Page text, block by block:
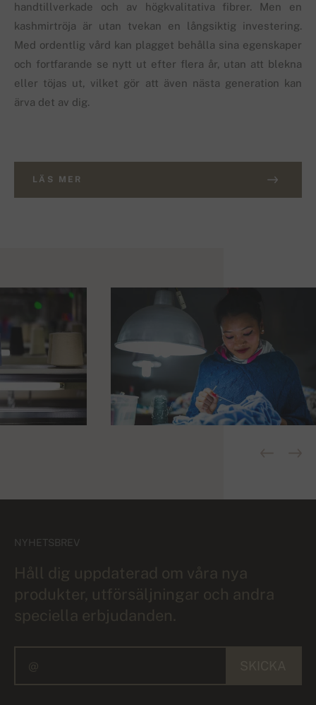
handtillverkade och av högkvalitativa fibrer. Men en
kashmirtröja är utan tvekan en långsiktig investering.
Med ordentlig vård kan plagget behålla sina egenskaper
och fortfarande se nytt ut efter flera år, utan att blekna
eller töjas ut, vilket gör att även nästa generation kan
ärva det av dig.
LÄS MER
NYHETSBREV
Håll dig uppdaterad om våra nya
produkter, utförsäljningar och andra
speciella erbjudanden.